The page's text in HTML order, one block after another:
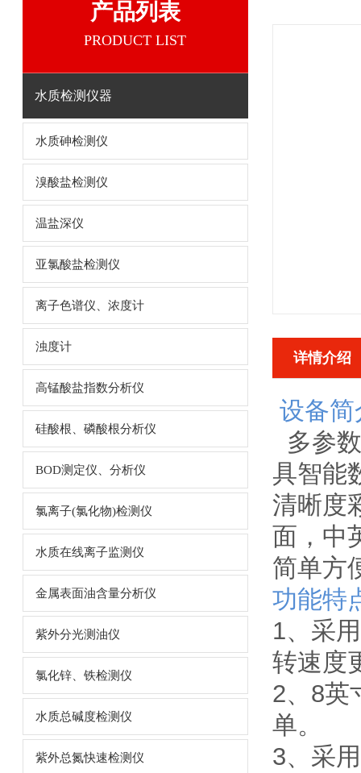
产品列表
PRODUCT LIST
水质检测仪器
水质砷检测仪
溴酸盐检测仪
温盐深仪
亚氯酸盐检测仪
离子色谱仪、浓度计
浊度计
高锰酸盐指数分析仪
硅酸根、磷酸根分析仪
BOD测定仪、分析仪
氯离子(氯化物)检测仪
水质在线离子监测仪
金属表面油含量分析仪
紫外分光测油仪
氯化锌、铁检测仪
水质总碱度检测仪
紫外总氮快速检测仪
详情介绍
设备
多参
具智能
清晰度
面，中
简单方
功能
1、采
转速度
2、8英
单。
3、采